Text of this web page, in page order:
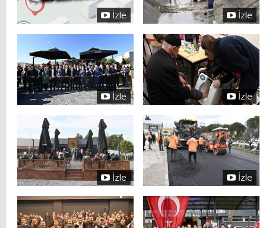
İzle İzle
İzle İzle
İzle İzle